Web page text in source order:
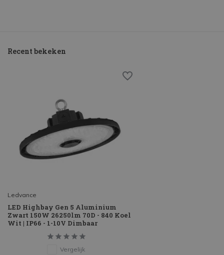
Recent bekeken
Ledvance
LED Highbay Gen 5 Aluminium
Zwart 150W 26250lm 70D - 840 Koel
Wit | IP66 - 1-10V Dimbaar
Vergelijk